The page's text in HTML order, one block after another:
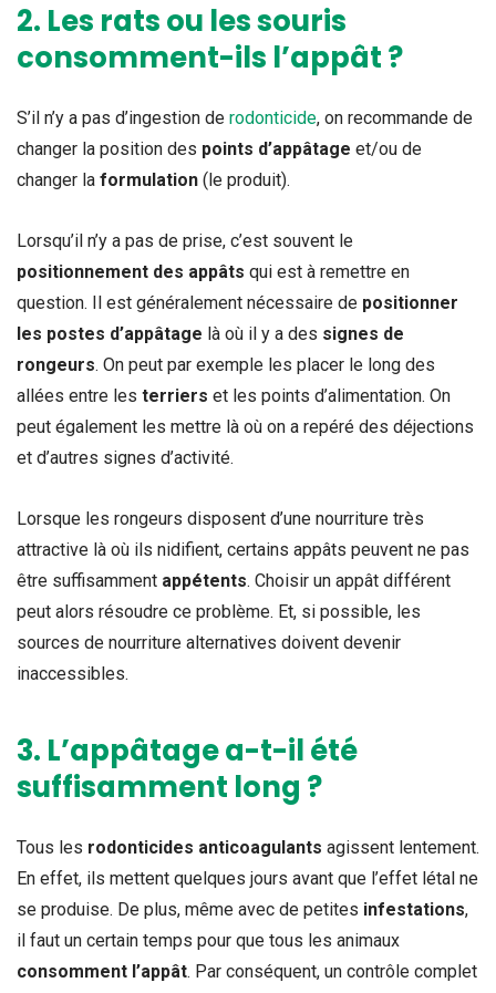
2. Les rats ou les souris
consomment-ils l’appât ?
S’il n’y a pas d’ingestion de rodonticide, on recommande de
changer la position des points d’appâtage et/ou de
changer la formulation (le produit).
Lorsqu’il n’y a pas de prise, c’est souvent le
positionnement des appâts qui est à remettre en
question. Il est généralement nécessaire de positionner
les postes d’appâtage là où il y a des signes de
rongeurs. On peut par exemple les placer le long des
allées entre les terriers et les points d’alimentation. On
peut également les mettre là où on a repéré des déjections
et d’autres signes d’activité.
Lorsque les rongeurs disposent d’une nourriture très
attractive là où ils nidifient, certains appâts peuvent ne pas
être suffisamment appétents. Choisir un appât différent
peut alors résoudre ce problème. Et, si possible, les
sources de nourriture alternatives doivent devenir
inaccessibles.
​3. L’appâtage a-t-il été
suffisamment long ?
Tous les rodonticides anticoagulants agissent lentement.
En effet, ils mettent quelques jours avant que l’effet létal ne
se produise. De plus, même avec de petites infestations,
il faut un certain temps pour que tous les animaux
consomment l’appât. Par conséquent, un contrôle complet